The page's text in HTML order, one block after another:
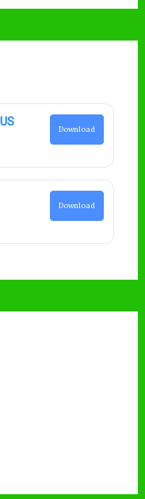
Download
Download